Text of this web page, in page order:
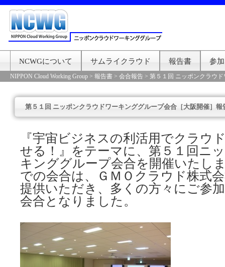
NCWGについて サムライクラウド 報告書 参
NIPPON Cloud Working Group > 報告書 > 会合報告 > 第５１回 ニッポンクラウ
第５１回 ニッポンクラウドワーキンググループ会合［大阪開催］報
『宇宙ビジネスの利活用でクラウ
せる！』をテーマに、第５１回ニ
キンググループ会合を開催いたし
での会合は、ＧＭＯクラウド株式
提供いただき、多くの方々にご参
会合となりました。